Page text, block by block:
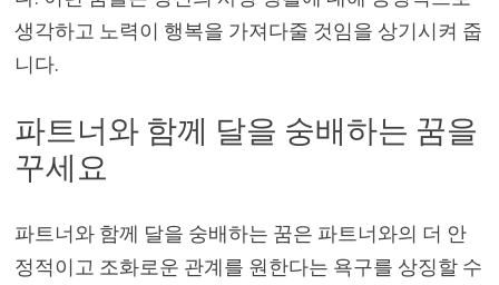
생각하고 노력이 행복을 가져다줄 것임을 상기시켜 줍
니다.
파트너와 함께 달을 숭배하는 꿈을
꾸세요
파트너와 함께 달을 숭배하는 꿈은 파트너와의 더 안
정적이고 조화로운 관계를 원한다는 욕구를 상징할 수